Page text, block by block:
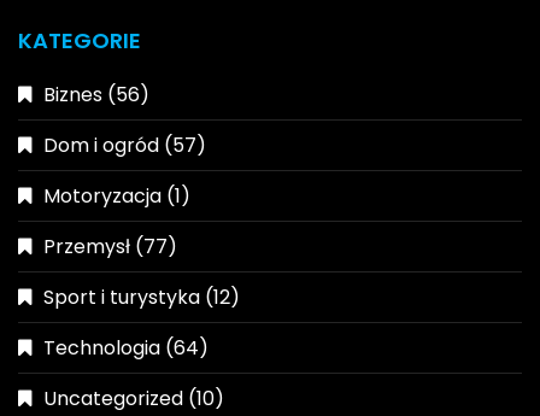
KATEGORIE
Biznes (56)
Dom i ogród (57)
Motoryzacja (1)
Przemysł (77)
Sport i turystyka (12)
Technologia (64)
Uncategorized (10)